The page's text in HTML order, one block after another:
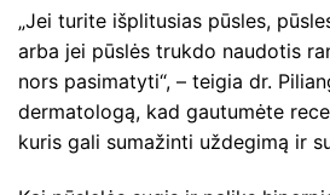
„Jei turite išplitusias pūsles,
arba jei pūslės trukdo naudotis
nors pasimatyti“, – teigia dr.
dermatologą, kad gautumėte
kuris gali sumažinti uždegimą ir